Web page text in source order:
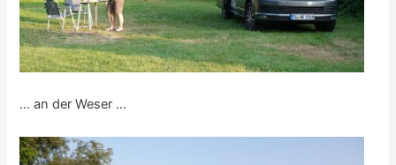
… an der Weser …